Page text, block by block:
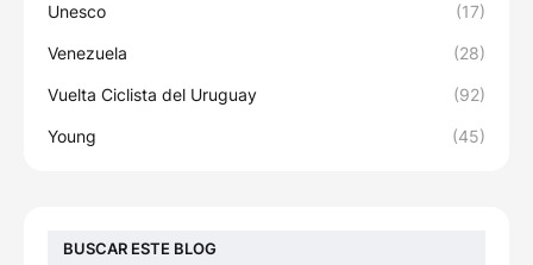
Unesco (17)
Venezuela (28)
Vuelta Ciclista del Uruguay (92)
Young (45)
BUSCAR ESTE BLOG